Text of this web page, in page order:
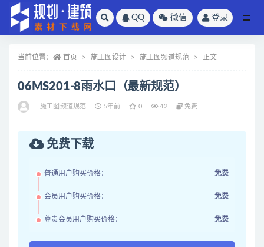
QQ 微信 登录
当前位置： 首页 施工图设计 施工图频道规范 正文
06MS201-8雨水口（最新规范）
施工图频道规范 5年前 0 42 免费
免费下载
普通用户购买价格： 免费
会员用户购买价格： 免费
尊贵会员用户购买价格： 免费
全部